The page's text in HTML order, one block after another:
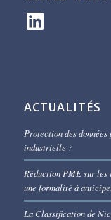
LinkedIn
ACTUALITÉS
Protection des
industrielle ?
Réduction PME sur
une formalité à
La Classification de